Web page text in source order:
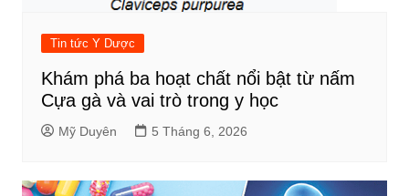
Tin tức Y Dược
Khám phá ba hoạt chất nổi bật từ nấm
Cựa gà và vai trò trong y học
Mỹ Duyên 5 Tháng 6, 2026